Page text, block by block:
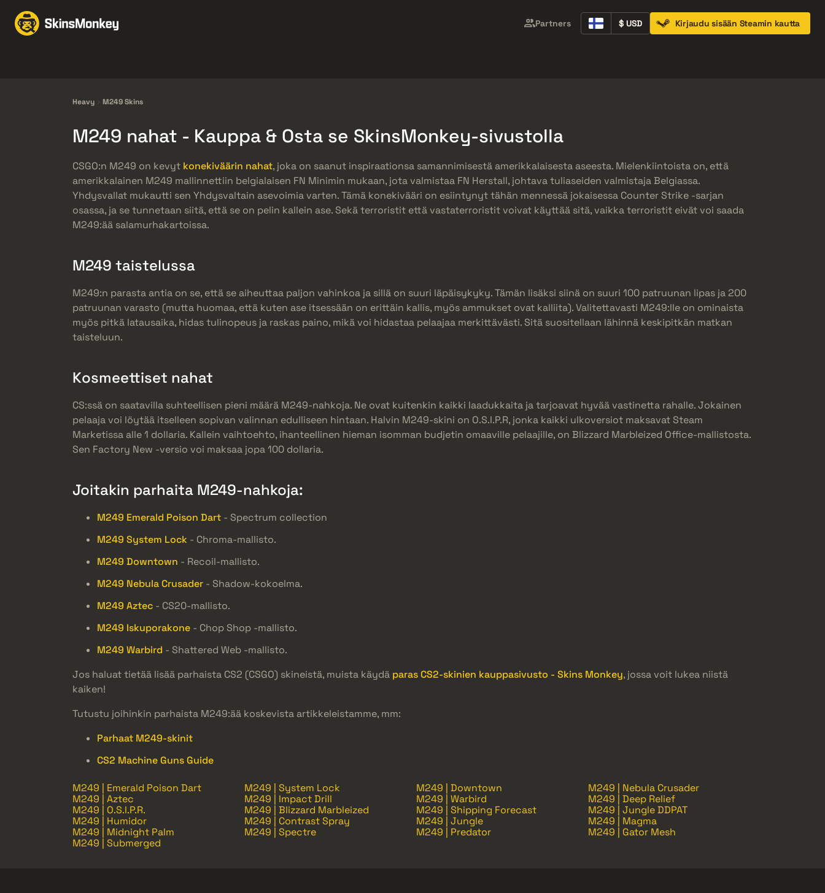
Partners $ USD Kirjaudu sisään Steamin kautta
Heavy M249 Skins
M249 nahat - Kauppa & Osta se SkinsMonkey-sivustolla
CSGO:n M249 on kevyt konekiväärin nahat, joka on saanut inspiraationsa samannimisestä amerikkalaisesta aseesta. Mielenkiintoista on, että
amerikkalainen M249 mallinnettiin belgialaisen FN Minimin mukaan, jota valmistaa FN Herstall, johtava tuliaseiden valmistaja Belgiassa.
Yhdysvallat mukautti sen Yhdysvaltain asevoimia varten. Tämä konekivääri on esiintynyt tähän mennessä jokaisessa Counter Strike -sarjan
osassa, ja se tunnetaan siitä, että se on pelin kallein ase. Sekä terroristit että vastaterroristit voivat käyttää sitä, vaikka terroristit eivät voi saada
M249:ää salamurhakartoissa.
M249 taistelussa
M249:n parasta antia on se, että se aiheuttaa paljon vahinkoa ja sillä on suuri läpäisykyky. Tämän lisäksi siinä on suuri 100 patruunan lipas ja 200
patruunan varasto (mutta huomaa, että kuten ase itsessään on erittäin kallis, myös ammukset ovat kalliita). Valitettavasti M249:lle on ominaista
myös pitkä latausaika, hidas tulinopeus ja raskas paino, mikä voi hidastaa pelaajaa merkittävästi. Sitä suositellaan lähinnä keskipitkän matkan
taisteluun.
Kosmeettiset nahat
CS:ssä on saatavilla suhteellisen pieni määrä M249-nahkoja. Ne ovat kuitenkin kaikki laadukkaita ja tarjoavat hyvää vastinetta rahalle. Jokainen
pelaaja voi löytää itselleen sopivan valinnan edulliseen hintaan. Halvin M249-skini on O.S.I.P.R, jonka kaikki ulkoversiot maksavat Steam
Marketissa alle 1 dollaria. Kallein vaihtoehto, ihanteellinen hieman isomman budjetin omaaville pelaajille, on Blizzard Marbleized Office-mallistosta.
Sen Factory New -versio voi maksaa jopa 100 dollaria.
Joitakin parhaita M249-nahkoja:
M249 Emerald Poison Dart - Spectrum collection
M249 System Lock - Chroma-mallisto.
M249 Downtown - Recoil-mallisto.
M249 Nebula Crusader - Shadow-kokoelma.
M249 Aztec - CS20-mallisto.
M249 Iskuporakone - Chop Shop -mallisto.
M249 Warbird - Shattered Web -mallisto.
Jos haluat tietää lisää parhaista CS2 (CSGO) skineistä, muista käydä paras CS2-skinien kauppasivusto - Skins Monkey, jossa voit lukea niistä
kaiken!
Tutustu joihinkin parhaista M249:ää koskevista artikkeleistamme, mm:
Parhaat M249-skinit
CS2 Machine Guns Guide
M249 | Emerald Poison Dart M249 | System Lock M249 | Downtown
M249 | Nebula Crusader
M249 | Aztec
M249 | Impact Drill M249 | Warbird
M249 | Deep Relief
M249 | O.S.I.P.R.
M249 | Blizzard Marbleized M249 | Shipping Forecast
M249 | Jungle DDPAT
M249 | Humidor
M249 | Contrast Spray M249 | Jungle
M249 | Magma
M249 | Midnight Palm
M249 | Spectre M249 | Predator
M249 | Gator Mesh
M249 | Submerged